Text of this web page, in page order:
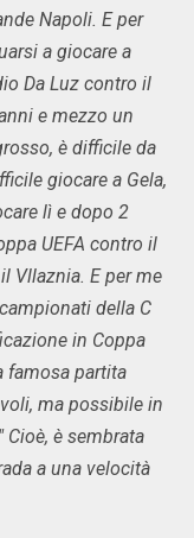
Napoli. E per
a giocare a
Da Luz contro il
e mezzo un
è difficile da
giocare a Gela,
lì e dopo 2
UEFA contro il
Vllaznia. E per me
della C
in Coppa
famosa partita
ma possibile in
è sembrata
a una velocità